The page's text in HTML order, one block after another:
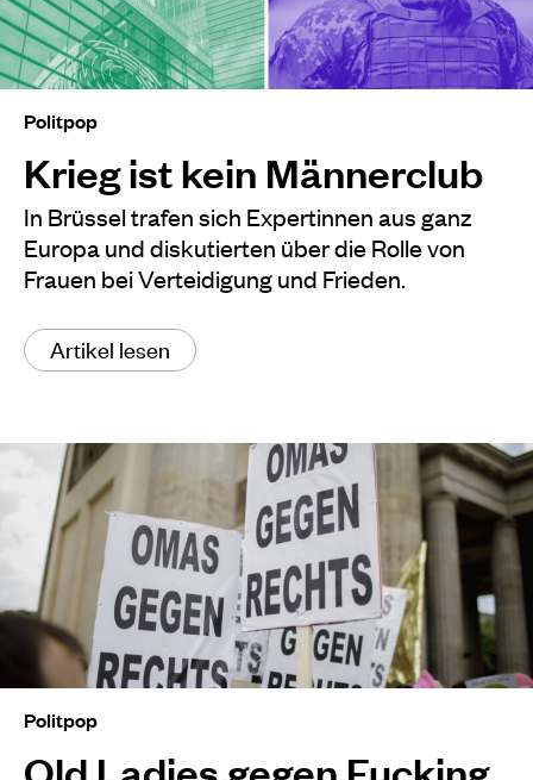
Politpop
Krieg ist kein Männerclub
In Brüssel trafen sich Expertinnen aus ganz
Europa und diskutierten über die Rolle von
Frauen bei Verteidigung und Frieden.
Artikel lesen
Politpop